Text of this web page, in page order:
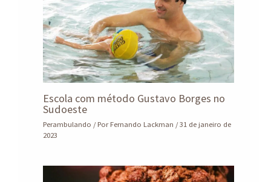
Escola com método Gustavo Borges no
Sudoeste
Perambulando / PorFernando Lackman /31 de janeiro de
2023